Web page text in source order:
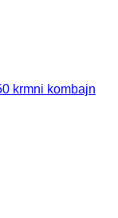
krmni kombajn